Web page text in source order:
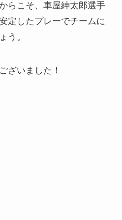
らこそ、車屋紳太郎選手
定したプレーでチームに
う。
ざいました！